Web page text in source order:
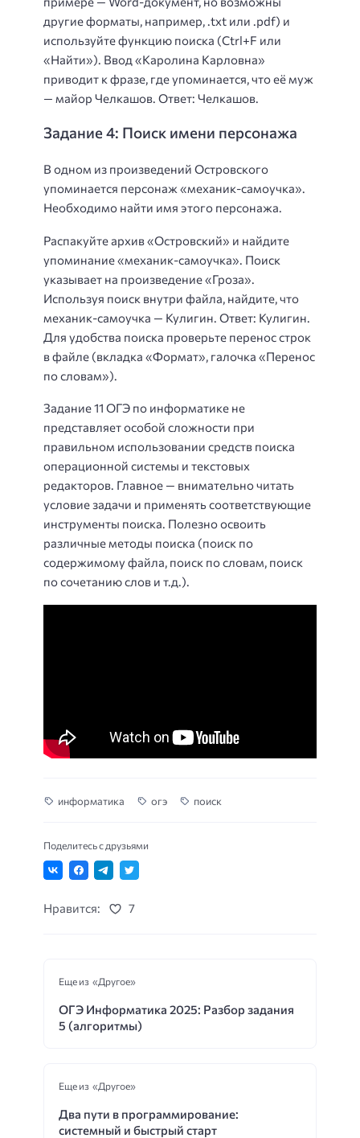
другие форматы, например, .txt или .pdf) и
используйте функцию поиска (Ctrl+F или
«Найти»). Ввод «Каролина Карловна»
приводит к фразе, где упоминается, что её муж
— майор Челкашов. Ответ: Челкашов.
Задание 4: Поиск имени персонажа
В одном из произведений Островского
упоминается персонаж «механик-самоучка».
Необходимо найти имя этого персонажа.
Распакуйте архив «Островский» и найдите
упоминание «механик-самоучка». Поиск
указывает на произведение «Гроза».
Используя поиск внутри файла, найдите, что
механик-самоучка — Кулигин. Ответ: Кулигин.
Для удобства поиска проверьте перенос строк
в файле (вкладка «Формат», галочка «Перенос
по словам»).
Задание 11 ОГЭ по информатике не
представляет особой сложности при
правильном использовании средств поиска
операционной системы и текстовых
редакторов. Главное — внимательно читать
условие задачи и применять соответствующие
инструменты поиска. Полезно освоить
различные методы поиска (поиск по
содержимому файла, поиск по словам, поиск
по сочетанию слов и т.д.).
информатика огэ поиск
Поделитесь с друзьями
Нравится: 7
Еще из «Другое»
ОГЭ Информатика 2025: Разбор задания
5 (алгоритмы)
Еще из «Другое»
Два пути в программирование:
системный и быстрый старт